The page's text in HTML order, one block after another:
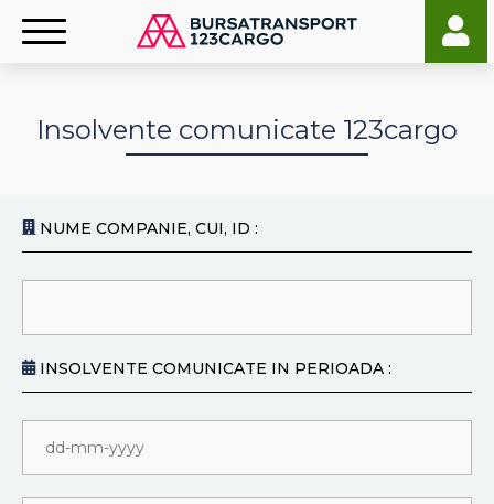
Insolvente comunicate 123cargo
NUME COMPANIE, CUI, ID :
INSOLVENTE COMUNICATE IN PERIOADA :